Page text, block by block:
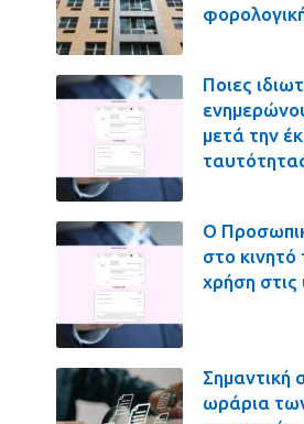
Ποιες
μετά την
Ο
στο
χρήση στις
Σημαντική
ωράρια